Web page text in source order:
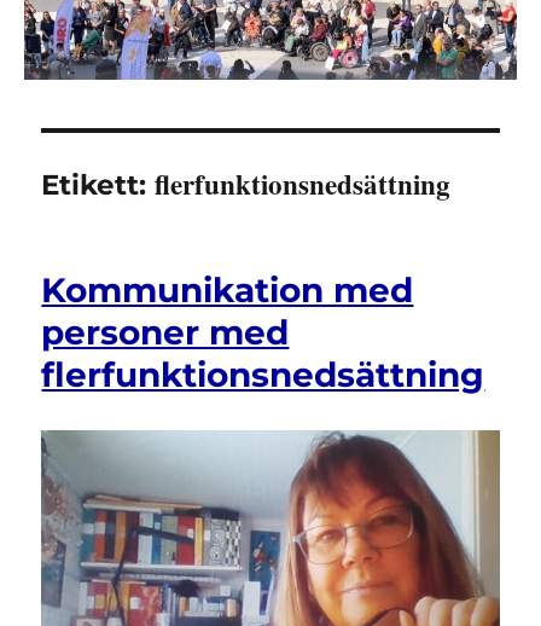
Etikett:flerfunktionsnedsättning
Kommunikation med
personer med
flerfunktionsnedsättning